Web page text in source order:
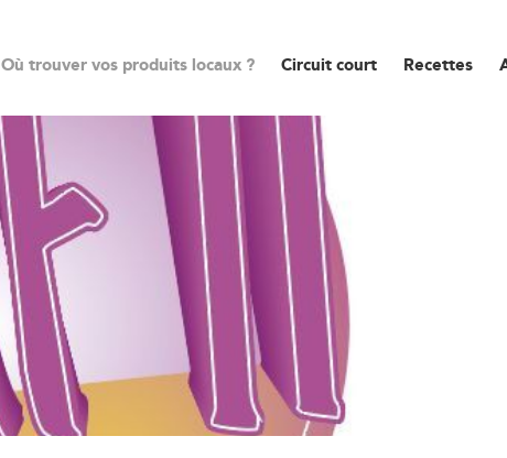
Où trouver vos produits locaux ? Circuit court Recettes